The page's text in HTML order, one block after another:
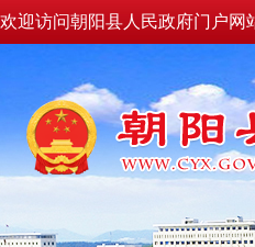
欢迎访问朝阳县人民政府门户网